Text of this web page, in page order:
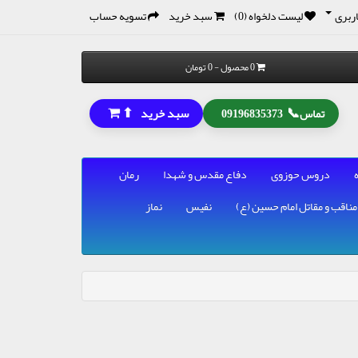
لیست دلخواه (0) سبد خرید تسویه حساب
0 محصول - 0 تومان
تماس📞
09196835373 سبد خرید ⬆
دروس حوزوی دفاع مقدس و شهدا
رمان
مناقب و مقاتل امام حسین (ع) نفیس
نماز